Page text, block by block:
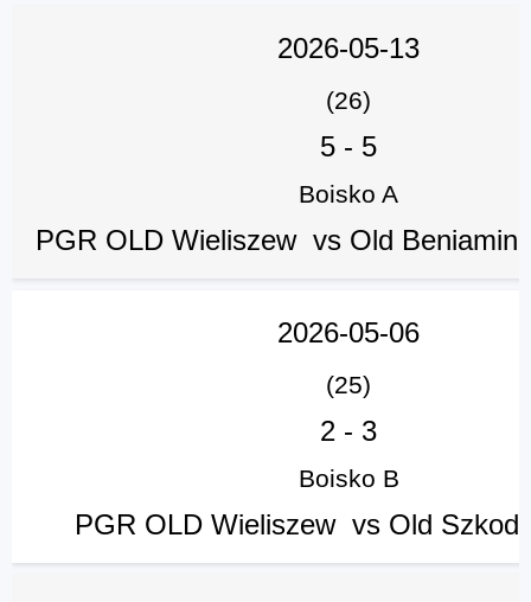
2026-05-13
(26)
5 - 5
Boisko A
PGR OLD Wieliszew vs Old
2026-05-06
(25)
2 - 3
Boisko B
PGR OLD Wieliszew vs Old